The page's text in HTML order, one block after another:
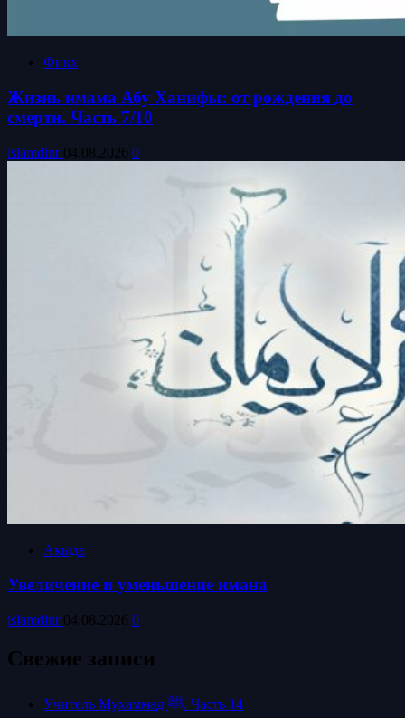
Фикх
Жизнь имама Абу Ханифы: от рождения до
смерти. Часть 7/10
islamdinr 04.08.2026 0
Акыда
Увеличение и уменьшение имана
islamdinr 04.08.2026 0
Свежие записи
Учитель Мухаммад ﷺ. Часть 14